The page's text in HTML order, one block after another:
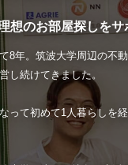
想のお部屋探しをサ
8年。筑波大学周辺の不
し続けてきました。
って初めて1人暮らしを